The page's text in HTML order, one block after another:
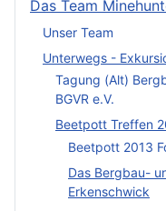
Das Team
Unser Team
Unterwegs -
Tagung (Alt)
BGVR e.V.
Beetpott Treffen
Beetpott 2013
Das Bergbau-
Erkenschwick